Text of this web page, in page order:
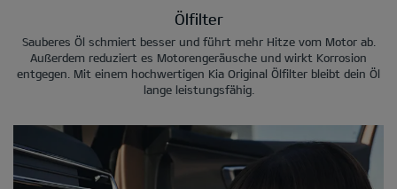
Ölfilter
Sauberes Öl schmiert besser und führt mehr Hitze vom Motor ab.
Außerdem reduziert es Motorengeräusche und wirkt Korrosion
entgegen. Mit einem hochwertigen Kia Original Ölfilter bleibt dein Öl
lange leistungsfähig.